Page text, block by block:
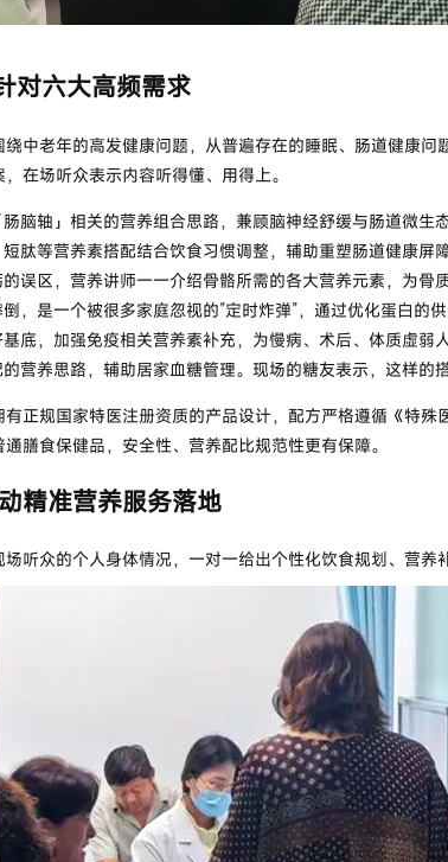
对六大高频需求
中老年的高发健康问题，从普遍存在的睡眠、肠道健康问
在场听众表示内容听得懂、用得上。
肠脑轴 」相关的营养组合思路，兼顾脑神经舒缓与肠道微生
肽等营养素搭配结合饮食习惯调整，辅助重塑肠道健康屏
误区，营养讲师一一介绍骨骼所需的各大营养元素，为骨
倒，是一个被很多家庭忽视的”定时炸弹”，通过优化蛋白的
底，加强免疫相关营养素补充，为慢病、术后、体质虚弱
营养思路，辅助居家血糖管理。现场的糖友表示，这样的
正规国家特医注册资质的产品设计，配方严格遵循《特
膳食保健品，安全性、营养配比规范性更有保障。
精准营养服务落地
听众的个人身体情况，一对一给出个性化饮食规划、营养